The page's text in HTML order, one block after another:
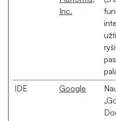
Inc.
IDE Google